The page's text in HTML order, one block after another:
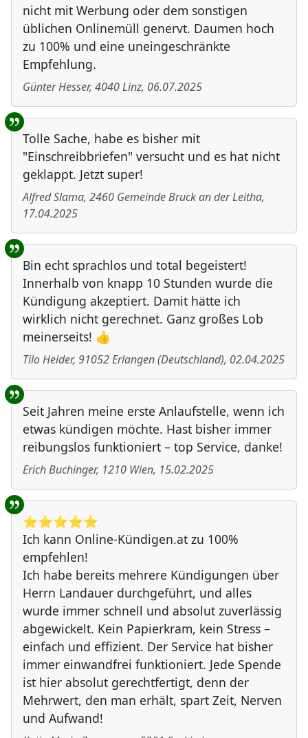
nicht mit Werbung oder dem sonstigen
üblichen Onlinemüll genervt. Daumen hoch
zu 100% und eine uneingeschränkte
Empfehlung.
Günter Hesser, 4040Linz, 06.07.2025
Tolle Sache, habe es bisher mit
"Einschreibbriefen" versucht und es hat nicht
geklappt. Jetzt super!
Alfred Slama, 2460 Gemeinde Bruck an der Leitha,
17.04.2025
Bin echt sprachlos und total begeistert!
Innerhalb von knapp 10 Stunden wurde die
Kündigung akzeptiert. Damit hätte ich
wirklich nicht gerechnet. Ganz großes Lob
meinerseits! 👍
Tilo Heider, 91052Erlangen(Deutschland), 02.04.2025
Seit Jahren meine erste Anlaufstelle, wenn ich
etwas kündigen möchte. Hast bisher immer
reibungslos funktioniert – top Service, danke!
Erich Buchinger, 1210 Wien, 15.02.2025
⭐️⭐️⭐️⭐️⭐️
Ich kann Online-Kündigen.at zu 100%
empfehlen!
Ich habe bereits mehrere Kündigungen über
Herrn Landauer durchgeführt, und alles
wurde immer schnell und absolut zuverlässig
abgewickelt. Kein Papierkram, kein Stress –
einfach und effizient. Der Service hat bisher
immer einwandfrei funktioniert. Jede Spende
ist hier absolut gerechtfertigt, denn der
Mehrwert, den man erhält, spart Zeit, Nerven
und Aufwand!